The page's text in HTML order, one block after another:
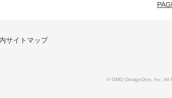
サイトマップ
© GMO DesignOne, Inc. All